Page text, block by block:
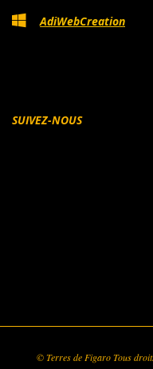
AdiWebCreation
SUIVEZ-NOUS
© Terres de Figaro Tous